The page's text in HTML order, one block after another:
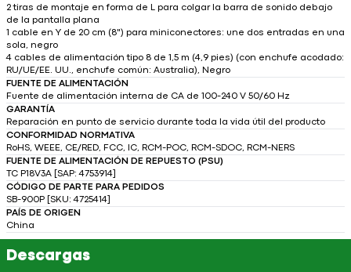
2 tiras de montaje en forma de L para colgar la barra de sonido debajo
de la pantalla plana
1 cable en Y de 20 cm (8") para miniconectores: une dos entradas en una
sola, negro
4 cables de alimentación tipo 8 de 1,5 m (4,9 pies) (con enchufe acodado:
RU/UE/EE. UU., enchufe común: Australia), Negro
FUENTE DE ALIMENTACIÓN
Fuente de alimentación interna de CA de 100-240 V 50/60 Hz
GARANTÍA
Reparación en punto de servicio durante toda la vida útil del producto
CONFORMIDAD NORMATIVA
RoHS, WEEE, CE/RED, FCC, IC, RCM-POC, RCM-SDOC, RCM-NERS
FUENTE DE ALIMENTACIÓN DE REPUESTO (PSU)
TC P18V3A [SAP: 4753914]
CÓDIGO DE PARTE PARA PEDIDOS
SB-900P [SKU: 4725414]
PAÍS DE ORIGEN
China
Descargas